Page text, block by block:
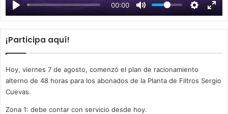
00:00
y
¡Participa aquí!
Hoy, viernes 7 de agosto, comenzó el plan de racionamiento
alterno de 48 horas para los abonados de la Planta de Filtros Sergio
Cuevas.
Zona 1: debe contar con servicio desde hoy.